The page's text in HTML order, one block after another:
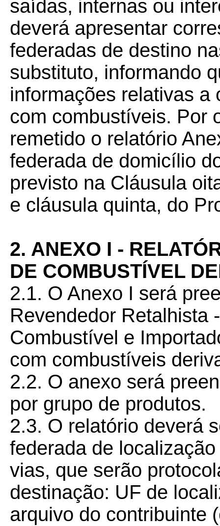
saídas, internas ou
deverá apresentar
federadas de destino
substituto, informando
informações relativas a
com combustíveis. Por
remetido o relatório
federada de domicílio
previsto na Cláusula
e cláusula quinta, do
2. ANEXO I -
DE COMBUSTÍVEL
2.1. O Anexo I será
Revendedor Retalhista
Combustível e
com combustíveis
2.2. O anexo será
por grupo de produtos.
2.3. O relatório deverá
federada de
vias, que serão
destinação: UF de
arquivo do contribuinte